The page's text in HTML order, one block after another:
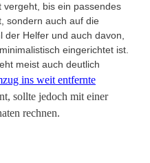
bis ein passendes
sondern auch auf die
Helfer und auch davon,
eingerichtet ist.
meist auch deutlich
ins weit entfernte
sollte jedoch mit einer
rechnen.